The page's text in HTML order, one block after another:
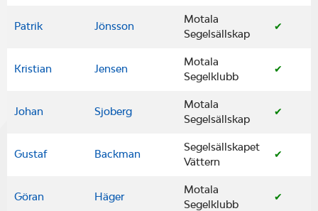
Patrik Jönsson
Motala
Segelsällskap
✔
Kristian Jensen
Motala
Segelklubb
✔
Johan Sjoberg
Motala
Segelsällskap
✔
Gustaf Backman
Segelsällskapet
Vättern
✔
Göran Häger
Motala
Segelklubb
✔